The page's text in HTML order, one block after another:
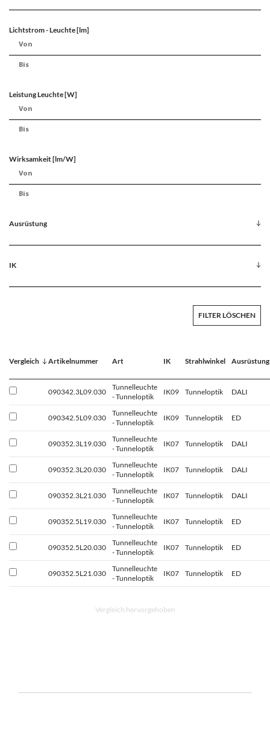
Lichtstrom - Leuchte [lm]
Leistung Leuchte [W]
Wirksamkeit [lm/W]
Ausrüstung
IK
FILTER LÖSCHEN
Vergleich Artikelnummer Art IK Strahlwinkel Ausrüstung
090342.3L09.030
Tunnelleuchte
- Tunneloptik
IK09 Tunneloptik DALI
090342.5L09.030
Tunnelleuchte
- Tunneloptik
IK09 Tunneloptik ED
090352.3L19.030
Tunnelleuchte
- Tunneloptik
IK07 Tunneloptik DALI
090352.3L20.030
Tunnelleuchte
- Tunneloptik
IK07 Tunneloptik DALI
090352.3L21.030
Tunnelleuchte
- Tunneloptik
IK07 Tunneloptik DALI
090352.5L19.030
Tunnelleuchte
- Tunneloptik
IK07 Tunneloptik ED
090352.5L20.030
Tunnelleuchte
- Tunneloptik
IK07 Tunneloptik ED
090352.5L21.030
Tunnelleuchte
- Tunneloptik
IK07 Tunneloptik ED
Vergleich hervorgehoben